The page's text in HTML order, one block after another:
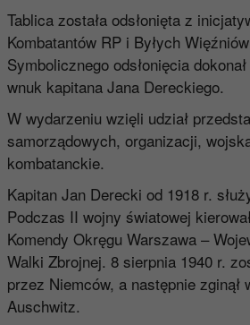
Tablica została odsłonięta z
Kombatantów RP i Byłych
Symbolicznego odsłonięcia
wnuk kapitana Jana Dereckiego.
W wydarzeniu wzięli udział
samorządowych, organizacji,
kombatanckie.
Kapitan Jan Derecki od 1918 r.
Podczas II wojny światowej
Komendy Okręgu Warszawa –
Walki Zbrojnej. 8 sierpnia 1940 r.
przez Niemców, a następnie zginął
Auschwitz.